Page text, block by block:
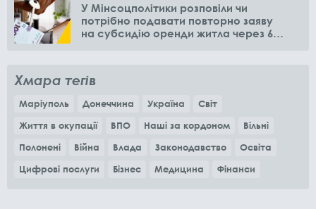
У Мінсоцполітики розповіли чи
потрібно подавати повторно заяву
на субсидію оренди житла через 6
Хмара тегів
Маріуполь Донеччина Україна
Світ
Життя в окупації
ВПО Наші за кордоном
Вільні
Полонені
Війна Влада Законодавство
Освіта
Цифрові послуги
Бізнес Медицина Фінанси